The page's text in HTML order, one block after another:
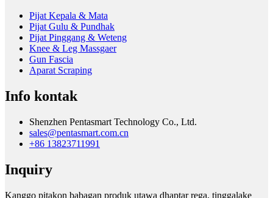
Pijat Kepala & Mata
Pijat Gulu & Pundhak
Pijat Pinggang & Weteng
Knee & Leg Massgaer
Gun Fascia
Aparat Scraping
Info kontak
Shenzhen Pentasmart Technology Co., Ltd.
sales@pentasmart.com.cn
+86 13823711991
Inquiry
Kanggo pitakon babagan produk utawa dhaptar rega, tinggalake